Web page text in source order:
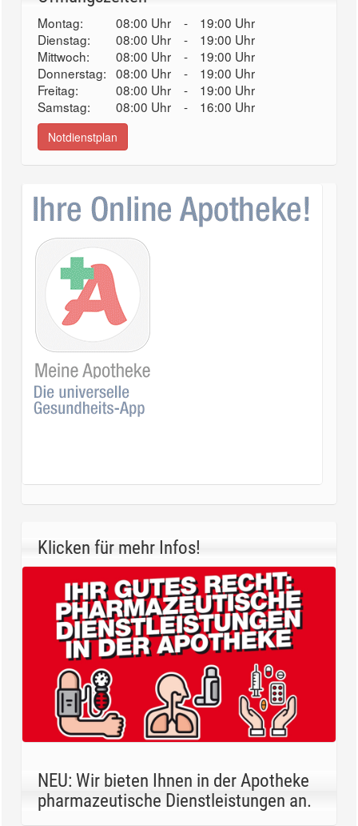
Montag: 08:00 Uhr -
19:00 Uhr
Dienstag:
08:00 Uhr -
19:00 Uhr
Mittwoch:
08:00 Uhr -
19:00 Uhr
Donnerstag: 08:00 Uhr -
19:00 Uhr
Freitag:
08:00 Uhr -
19:00 Uhr
Samstag:
08:00 Uhr - 16:00 Uhr
Notdienstplan
Klicken für mehr Infos!
NEU: Wir bieten Ihnen in der Apotheke
pharmazeutische Dienstleistungen an.